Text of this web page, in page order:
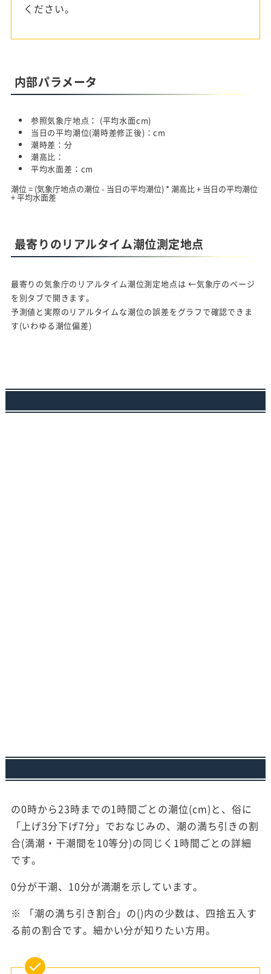
ください。
内部パラメータ
参照気象庁地点： (平均水面cm)
当日の平均潮位(潮時差修正後)：cm
潮時差：分
潮高比：
平均水面差： cm
潮位 = (気象庁地点の潮位 - 当日の平均潮位) * 潮高比 + 当日の平均潮位
+ 平均水面差
最寄りのリアルタイム潮位測定地点
最寄りの気象庁のリアルタイム潮位測定地点は ←気象庁のページ
を別タブで開きます。
予測値と実際のリアルタイムな潮位の誤差をグラフで確認できま
す(いわゆる潮位偏差)
の0時から23時までの1時間ごとの潮位(cm)と、俗に
「上げ3分下げ7分」でおなじみの、潮の満ち引きの割
合(満潮・干潮間を10等分)の同じく1時間ごとの詳細
です。
0分が干潮、10分が満潮を示しています。
※ 「潮の満ち引き割合」の()内の少数は、四捨五入す
る前の割合です。細かい分が知りたい方用。